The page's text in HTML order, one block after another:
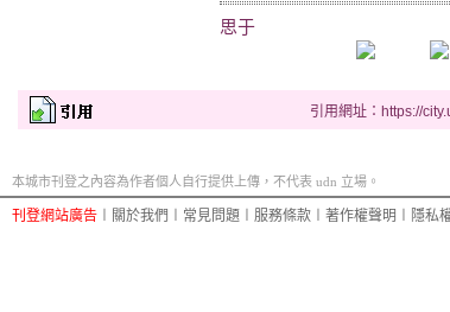
思于
引用網址：https://
本城市刊登之內容為作者個人自行提供上傳，不代表 udn 立場。
刊登網站廣告 關於我們 常見問題 服務條款 著作權聲明 隱私